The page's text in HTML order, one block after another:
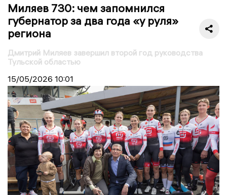
Миляев 730: чем запомнился
губернатор за два года «у руля»
региона
Дмитрий Миляев завершил второй год руководства
Тульской областью
15/05/2026 10:01